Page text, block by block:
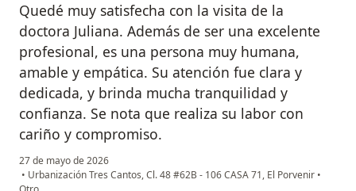
Quedé muy satisfecha con la visita de la
doctora Juliana. Además de ser una excelente
profesional, es una persona muy humana,
amable y empática. Su atención fue clara y
dedicada, y brinda mucha tranquilidad y
confianza. Se nota que realiza su labor con
cariño y compromiso.
27 de mayo de 2026
• Urbanización Tres Cantos, Cl. 48 #62B - 106 CASA 71, El Porvenir •